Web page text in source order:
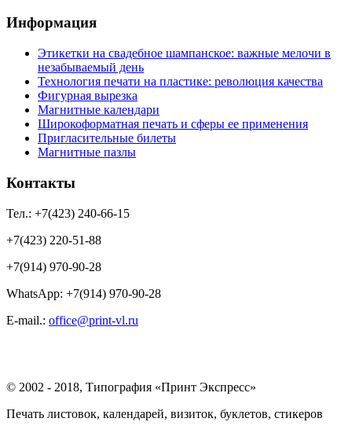
Информация
Этикетки на свадебное шампанское: важные мелочи в
незабываемый день
Технология печати на пластике: революция качества
Фигурная вырезка
Магнитные календари
Широкоформатная печать и сферы ее применения
Пригласительные билеты
Магнитные пазлы
Контакты
Тел.: +7(423) 240-66-15
+7(423) 220-51-88
+7(914) 970-90-28
WhatsApp: +7(914) 970-90-28
Е-mail.: office@print-vl.ru
© 2002 - 2018, Типография «Принт Экспресс»
Печать листовок, календарей, визиток, буклетов, стикеров